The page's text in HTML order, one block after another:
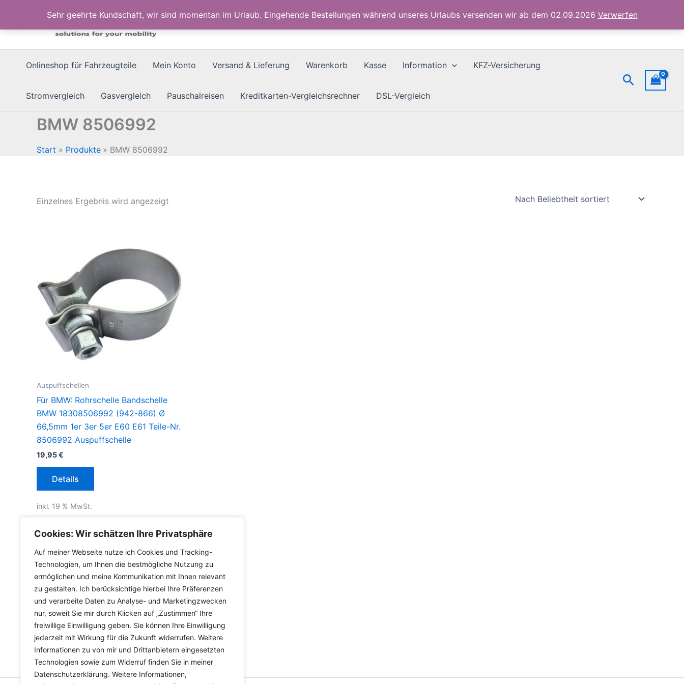
Cookies: Wir schätzen Ihre Privatsphäre
Auf meiner Webseite nutze ich Cookies und Tracking-
Technologien, um Ihnen die bestmögliche Nutzung zu
ermöglichen und meine Kommunikation mit Ihnen relevant
zu gestalten. Ich berücksichtige hierbei Ihre Präferenzen
und verarbeite Daten zu Analyse- und Marketingzwecken
nur, soweit Sie mir durch Klicken auf „Zustimmen“ Ihre
freiwillige Einwilligung geben. Sie können Ihre Einwilligung
jederzeit mit Wirkung für die Zukunft widerrufen. Weitere
Informationen zu von mir und Drittanbietern eingesetzten
Technologien sowie zum Widerruf finden Sie in meiner
Datenschutzerklärung. Weitere Informationen,
Sehr geehrte Kundschaft, wir sind momentan im Urlaub. Eingehende Bestellungen während unseres Urlaubs versenden wir ab dem 02.09.2026 Verwerfen
springen
Onlineshop für Fahrzeugteile Mein Konto Versand & Lieferung Warenkorb Kasse Information KFZ-Versicherung
Stromvergleich Gasvergleich Pauschalreisen Kreditkarten-Vergleichsrechner DSL-Vergleich
Suchen
BMW 8506992
Start Produkte BMW 8506992
Einzelnes Ergebnis wird angezeigt
Auspuffschellen
Für BMW: Rohrschelle Bandschelle
BMW 18308506992 (942-866) Ø
66,5mm 1er 3er 5er E60 E61 Teile-Nr.
8506992 Auspuffschelle
19,95€
Details
inkl. 19 % MwSt.
Lieferzeit Deutschland:2-3 Werktage